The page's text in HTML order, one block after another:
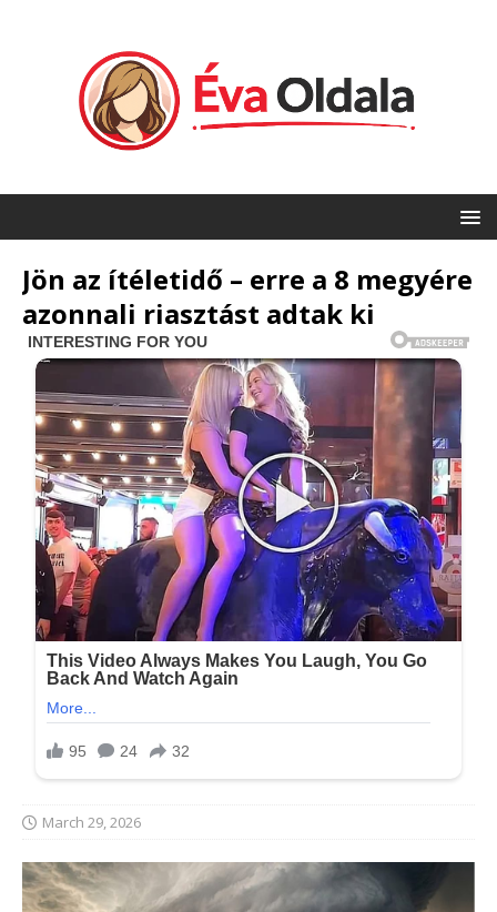
Jön az ítéletidő – erre a 8 megyére
azonnali riasztást adtak ki
March 29, 2026